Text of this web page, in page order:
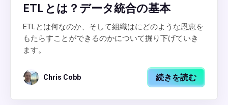
ETL とは？データ統合の基本
ETLとは何なのか、そして組織はにどのような恩恵を
もたらすことができるのかについて掘り下げていき
ます。
Chris Cobb 続きを読む